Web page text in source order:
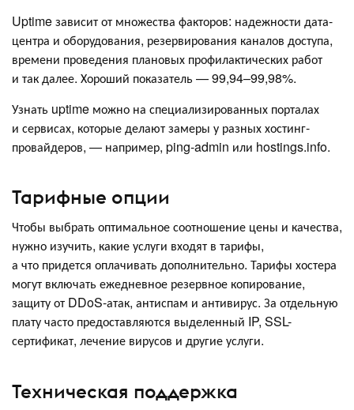
Uptime зависит от множества факторов: надежности дата-
центра и оборудования, резервирования каналов доступа,
времени проведения плановых профилактических работ
и так далее. Хороший показатель — 99,94–99,98%.
Узнать uptime можно на специализированных порталах
и сервисах, которые делают замеры у разных хостинг-
провайдеров, — например, ping-admin или hostings.info.
Тарифные опции
Чтобы выбрать оптимальное соотношение цены и качества,
нужно изучить, какие услуги входят в тарифы,
а что придется оплачивать дополнительно. Тарифы хостера
могут включать ежедневное резервное копирование,
защиту от DDoS-атак, антиспам и антивирус. За отдельную
плату часто предоставляются выделенный IP, SSL-
сертификат, лечение вирусов и другие услуги.
Техническая поддержка